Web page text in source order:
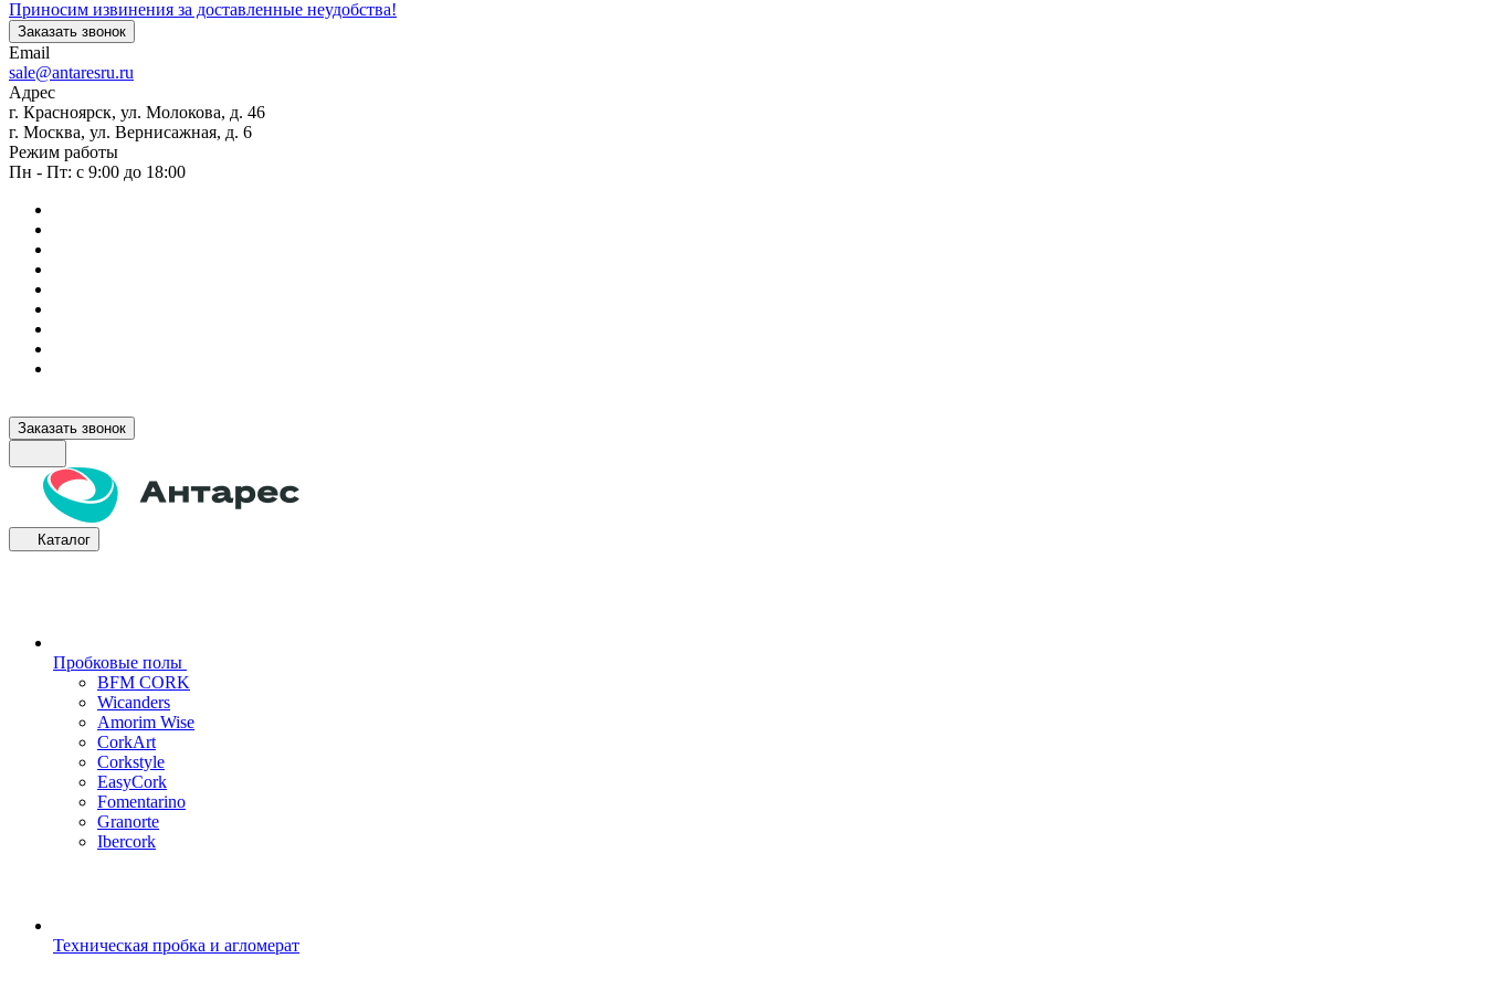
Приносим извинения за доставленные неудобства!
Заказать звонок
Email
sale@antaresru.ru
Адрес
г. Красноярск, ул. Молокова, д. 46
г. Москва, ул. Вернисажная, д. 6
Режим работы
Пн - Пт: с 9:00 до 18:00
Заказать звонок
Каталог
Пробковые полы
BFM CORK
Wicanders
Amorim Wise
CorkArt
Corkstyle
EasyCork
Fomentarino
Granorte
Ibercork
Техническая пробка и агломерат